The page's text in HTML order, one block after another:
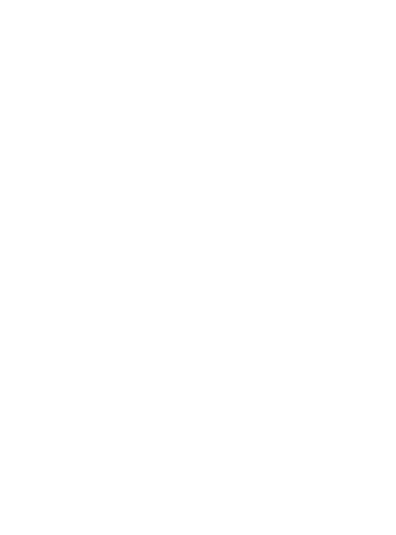
are used to help us analyze how the website is used and to offer